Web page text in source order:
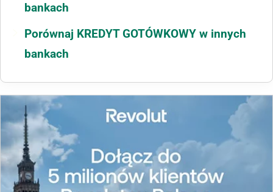
bankach
Porównaj KREDYT GOTÓWKOWY w innych
bankach